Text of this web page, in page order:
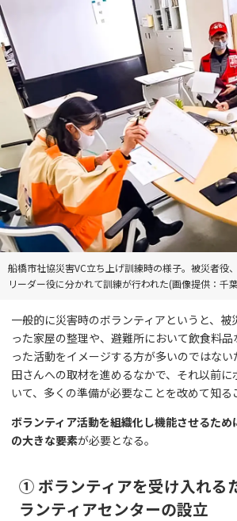
船橋市社協災害VC立ち上げ訓練時の様子。被災者役
リーダー役に分かれて訓練が行われた(画像提供：千
一般的に災害時のボランティアというと、被
った家屋の整理や、避難所において飲食料
った活動をイメージする方が多いのではな
田さんへの取材を進めるなかで、それ以前
いて、多くの準備が必要なことを改めて知る
ボランティア活動を組織化し機能させるた
の大きな要素が必要となる。
① ボランティアを受け入れる
ランティアセンターの設立